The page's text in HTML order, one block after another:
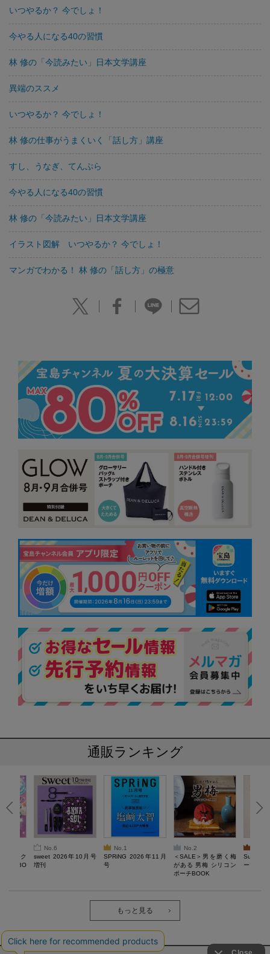
いつやるか？ 今でしょ！
今やる人になる40の習慣
林 修の「今読みたい」日本文学講座
異端のススメ
いつやるか？ 今でしょ！
林 修の仕事がうまくいく「話し方」講座
すし、うなぎ、てんぷら
今やる人になる40の習慣
林 修の「今読みたい」日本文学講座
イラスト図解 いつやるか？ 今でしょ！
マンガでわかる！ 林 修の「話し方」の極意
通販ランキング
るスク
ぷにBO
No.6
sweet 2026年10月号
増刊
No.1
SPRiNG 2026年11月
号
No.2
＜SALE＞男を磨く梅
がある 男梅 シリコン
ポーチBOOK
ーツチャ
もっと見る